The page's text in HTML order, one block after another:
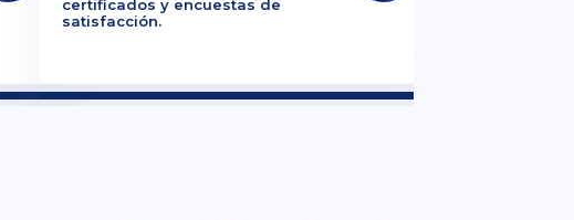
certificados y encuestas de
satisfacción.